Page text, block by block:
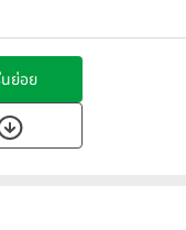
นย่อย